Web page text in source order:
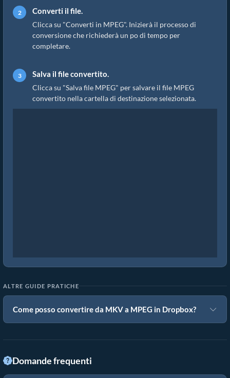
Converti il file.
Clicca su "Converti in MPEG". Inizierà il processo di
conversione che richiederà un po di tempo per
completare.
Salva il file convertito.
Clicca su "Salva file MPEG" per salvare il file MPEG
convertito nella cartella di destinazione selezionata.
ALTRE GUIDE PRATICHE
Come posso convertire da MKV a MPEG in Dropbox?
Domande frequenti